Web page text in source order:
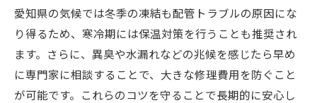
愛知県の気候では冬季の凍結も配管トラブルの原因にな
り得るため、寒冷期には保温対策を行うことも推奨され
ます。さらに、異臭や水漏れなどの兆候を感じたら早め
に専門家に相談することで、大きな修理費用を防ぐこと
が可能です。これらのコツを守ることで長期的に安心し